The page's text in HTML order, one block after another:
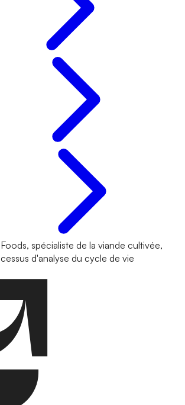
spécialiste de la viande cultivée,
d'analyse du cycle de vie